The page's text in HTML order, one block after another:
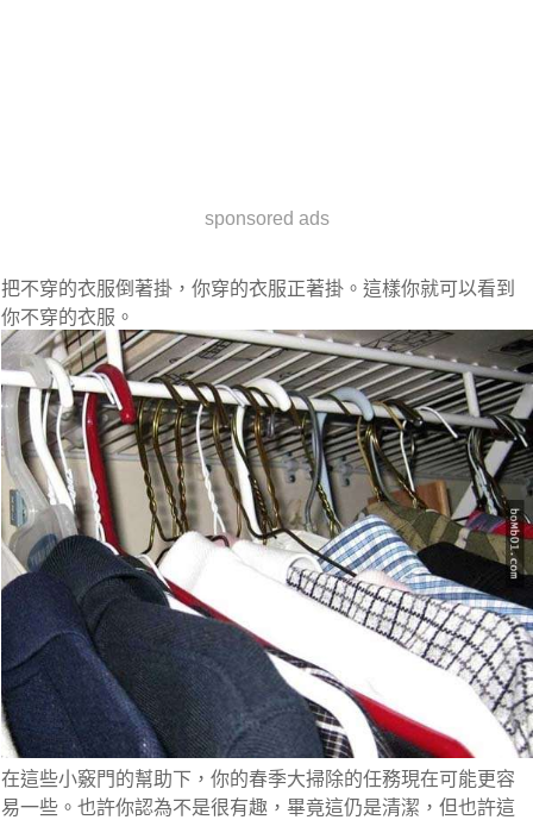
sponsored ads
把不穿的衣服倒著掛，你穿的衣服正著掛。這樣你就可以看到
你不穿的衣服。
在這些小竅門的幫助下，你的春季大掃除的任務現在可能更容
易一些。也許你認為不是很有趣，畢竟這仍是清潔，但也許這